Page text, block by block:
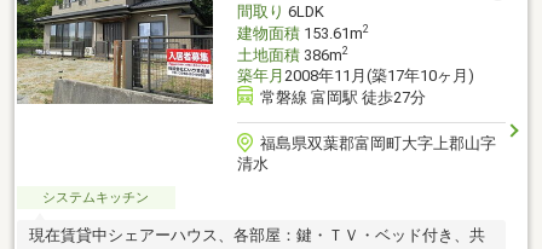
間取り 6LDK
建物面積153.61m2
土地面積386m2
築年月 2008年11月(築17年10ヶ月)
常磐線 富岡駅 徒歩27分
福島県双葉郡富岡町大字上郡山字
清水
システムキッチン
現在賃貸中シェアーハウス、各部屋：鍵・ＴＶ・ベッド付き、共